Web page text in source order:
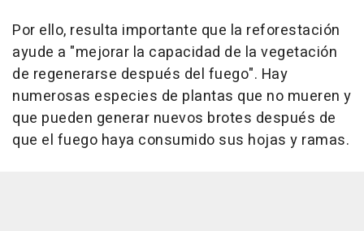
Por ello, resulta importante que la reforestación
ayude a "mejorar la capacidad de la vegetación
de regenerarse después del fuego". Hay
numerosas especies de plantas que no mueren y
que pueden generar nuevos brotes después de
que el fuego haya consumido sus hojas y ramas.